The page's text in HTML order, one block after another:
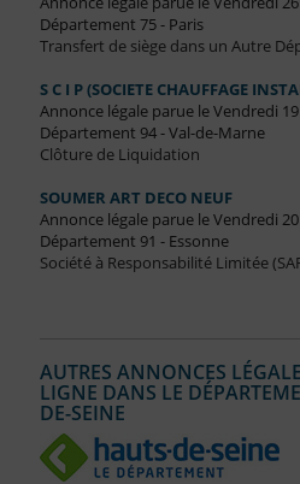
Département 75 - Paris
Transfert de siège dans un Autre
S C I P (SOCIETE CHAUFFAGE
Annonce légale parue le Vendredi
Département 94 - Val-de-Marne
Clôture de Liquidation
SOUMER ART DECO NEUF
Annonce légale parue le Vendredi
Département 91 - Essonne
Société à Responsabilité Limitée
AUTRES ANNONCES
LIGNE DANS LE
DE-SEINE